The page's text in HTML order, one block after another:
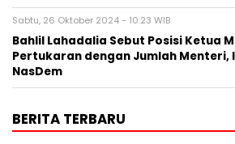
Sabtu, 26 Oktober 2024 - 10:23 WIB
Bahlil Lahadalia Sebut Posisi Ketua
Pertukaran dengan Jumlah Menteri,
NasDem
BERITA TERBARU